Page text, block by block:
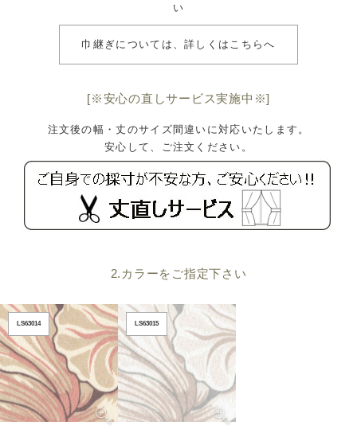
い
巾継ぎについては、詳しくはこちらへ
[※安心の直しサービス実施中※]
注文後の幅・丈のサイズ間違いに対応いたします。
安心して、ご注文ください。
2.カラーをご指定下さい
LS63014 LS63015